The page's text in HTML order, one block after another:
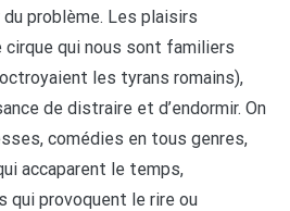
problème. Les plaisirs
cirque qui nous sont familiers
octroyaient les tyrans romains),
de distraire et d’endormir. On
comédies en tous genres,
accaparent le temps,
qui provoquent le rire ou